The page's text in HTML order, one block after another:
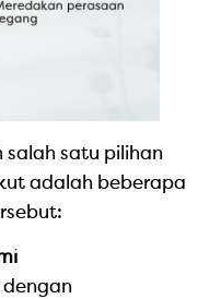
salah satu pilihan
adalah beberapa